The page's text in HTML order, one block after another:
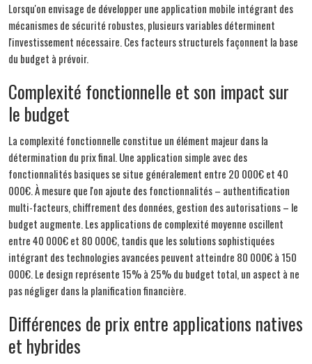
Lorsqu'on envisage de développer une application mobile intégrant des
mécanismes de sécurité robustes, plusieurs variables déterminent
l'investissement nécessaire. Ces facteurs structurels façonnent la base
du budget à prévoir.
Complexité fonctionnelle et son impact sur
le budget
La complexité fonctionnelle constitue un élément majeur dans la
détermination du prix final. Une application simple avec des
fonctionnalités basiques se situe généralement entre 20 000€ et 40
000€. À mesure que l'on ajoute des fonctionnalités – authentification
multi-facteurs, chiffrement des données, gestion des autorisations – le
budget augmente. Les applications de complexité moyenne oscillent
entre 40 000€ et 80 000€, tandis que les solutions sophistiquées
intégrant des technologies avancées peuvent atteindre 80 000€ à 150
000€. Le design représente 15% à 25% du budget total, un aspect à ne
pas négliger dans la planification financière.
Différences de prix entre applications natives
et hybrides